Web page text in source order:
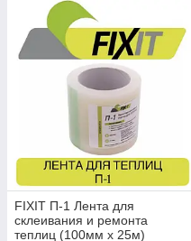
FIXIT П-1 Лента для
склеивания и ремонта
теплиц (100мм х 25м)